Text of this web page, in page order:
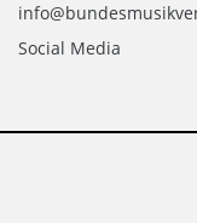
Social Media